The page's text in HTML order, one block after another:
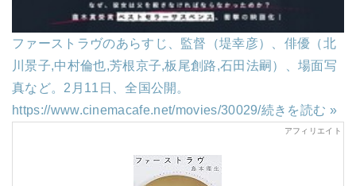
ファーストラヴのあらすじ、監督（堤幸彦）、俳優（北
川景子,中村倫也,芳根京子,板尾創路,石田法嗣）、場面写
真など。2月11日、全国公開。
https://www.cinemacafe.net/movies/30029/続きを読む »